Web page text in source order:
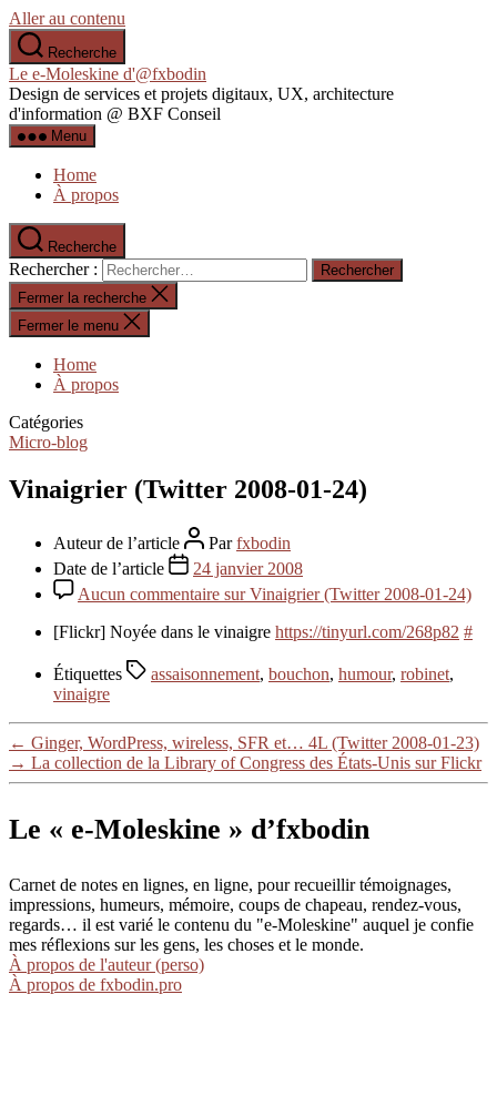
Aller au contenu
Recherche
Le e-Moleskine d'@fxbodin
Design de services et projets digitaux, UX, architecture
d'information @ BXF Conseil
Menu
Home
À propos
Recherche
Rechercher :
Fermer la recherche
Fermer le menu
Home
À propos
Catégories
Micro-blog
Vinaigrier (Twitter 2008-01-24)
Auteur de l’article Parfxbodin
Date de l’article
24 janvier 2008
Aucun commentaire sur Vinaigrier (Twitter 2008-01-24)
[Flickr] Noyée dans le vinaigre https://tinyurl.com/268p82 #
Étiquettes assaisonnement, bouchon, humour, robinet,
vinaigre
← Ginger, WordPress, wireless, SFR et… 4L (Twitter 2008-01-23)
→ La collection de la Library of Congress des États-Unis sur Flickr
Le « e-Moleskine » d’fxbodin
Carnet de notes en lignes, en ligne, pour recueillir témoignages,
impressions, humeurs, mémoire, coups de chapeau, rendez-vous,
regards… il est varié le contenu du "e-Moleskine" auquel je confie
mes réflexions sur les gens, les choses et le monde.
À propos de l'auteur (perso)
À propos de fxbodin.pro